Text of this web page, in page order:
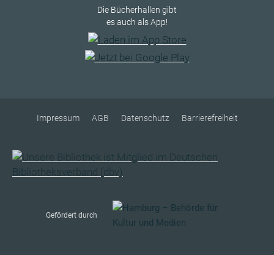
Die Bücherhallen gibt
es auch als App!
Impressum AGB Datenschutz Barrierefreiheit
Gefördert durch